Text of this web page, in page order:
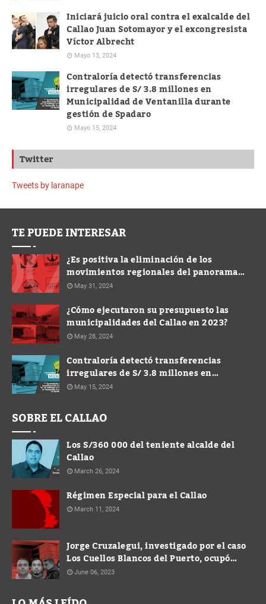
Iniciará juicio oral contra el exalcalde del
Callao Juan Sotomayor y el excongresista
Víctor Albrecht
Mayo 13, 2024
Contraloría detectó transferencias
irregulares de S/ 3.8 millones en
Municipalidad de Ventanilla durante
gestión de Spadaro
Mayo 15, 2024
Twitter
Tweets by laranape
TE PUEDE INTERESAR
¿Es positiva la eliminación de los
movimientos regionales del panorama
electoral?
May 31, 2024
¿Cómo ejecutaron su presupuesto las
municipalidades del Callao en 2023?
May 28, 2024
Contraloría detectó transferencias
irregulares de S/ 3.8 millones en
Municipalidad de Ventanilla durante
May 15, 2024
SOBRE EL CALLAO
Los S/360 000 del teniente alcalde del
Callao
March 26, 2024
Régimen Especial para el Callao
March 11, 2024
Jorge Cruzalegui, investigado por el caso
Los Cuellos Blancos del Puerto, ocupó
cargo de Gerente en la Municipalidad de
June 06, 2023